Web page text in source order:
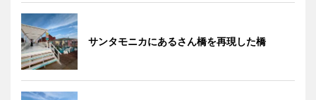
サンタモニカにあるさん橋を再現した橋